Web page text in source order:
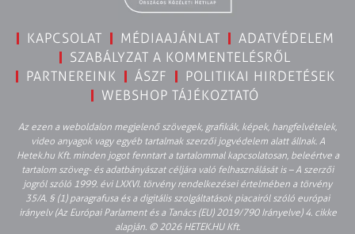
KAPCSOLAT MÉDIAAJÁNLAT
ADATVÉDELEM
SZABÁLYZAT A KOMMENTELÉSRŐL
PARTNEREINK
ÁSZF
POLITIKAI HIRDETÉSEK
WEBSHOP TÁJÉKOZTATÓ
Az ezen a weboldalon megjelenő szövegek, grafikák, képek, hangfelvételek,
video anyagok vagy egyéb tartalmak szerzői jogvédelem alatt állnak. A
Hetek.hu Kft. minden jogot fenntart a tartalommal kapcsolatosan, beleértve a
tartalom szöveg- és adatbányászat céljára való felhasználását is – A szerzői
jogról szóló 1999. évi LXXVI. törvény rendelkezései értelmében a törvény
35/A. § (1) paragrafusa és a digitális szolgáltatások piacairól szóló európai
irányelv (Az Európai Parlament és a Tanács (EU) 2019/790 Irányelve) 4. cikke
alapján. © 2026 HETEK.HU Kft.